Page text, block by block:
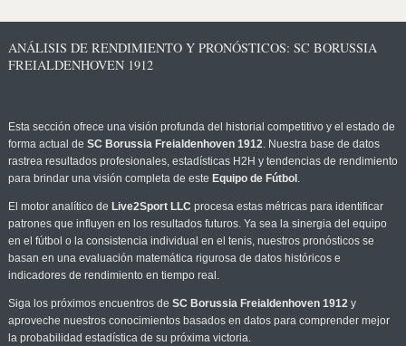
ANÁLISIS DE RENDIMIENTO Y PRONÓSTICOS: SC BORUSSIA
FREIALDENHOVEN 1912
Esta sección ofrece una visión profunda del historial competitivo y el estado de
forma actual de SC Borussia Freialdenhoven 1912. Nuestra base de datos
rastrea resultados profesionales, estadísticas H2H y tendencias de rendimiento
para brindar una visión completa de este Equipo de Fútbol .
El motor analítico de Live2Sport LLC procesa estas métricas para identificar
patrones que influyen en los resultados futuros. Ya sea la sinergia del equipo
en el fútbol o la consistencia individual en el tenis, nuestros pronósticos se
basan en una evaluación matemática rigurosa de datos históricos e
indicadores de rendimiento en tiempo real.
Siga los próximos encuentros de SC Borussia Freialdenhoven 1912y
aproveche nuestros conocimientos basados en datos para comprender mejor
la probabilidad estadística de su próxima victoria.